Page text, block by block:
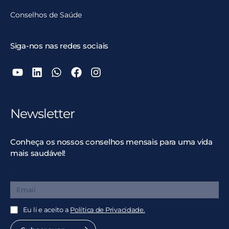
Conselhos de Saúde
Siga-nos nas redes sociais
Newsletter
Conheça os nossos conselhos mensais para uma vida
mais saudável!
Eu li e aceito a Política de Privacidade.